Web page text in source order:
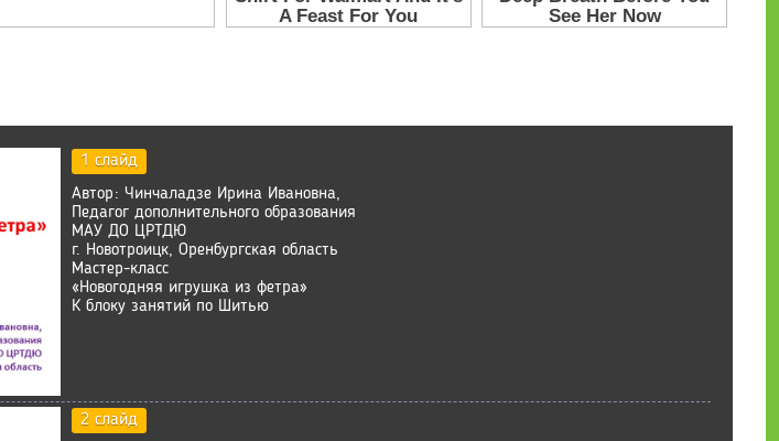
1 слайд
Автор: Чинчаладзе Ирина Ивановна,
Педагог дополнительного образования
МАУ ДО ЦРТДЮ
г. Новотроицк, Оренбургская область
Мастер-класс
«Новогодняя игрушка из фетра»
К блоку занятий по Шитью
2 слайд